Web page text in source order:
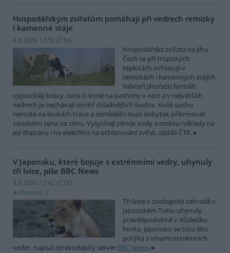
Hospodářským zvířatům pomáhají při vedrech remízky
i kamenné stáje
4.8.2026 12:52 (ČTK)
Hospodářská zvířata na jihu
Čech se při tropických
teplotách ochlazují v
remízkách i kamenných stájích.
Někteří jihočeští farmáři
vypouštějí krávy, ovce či koně na pastviny v noci a v největších
vedrech je nechávají uvnitř chladnějších budov. Kvůli suchu
neroste na loukách tráva a zemědělci musí dobytek přikrmovat
zásobami sena na zimu. Vysychají zdroje vody a rostou náklady na
její dopravu i na elektřinu na ochlazování zvířat, zjistila ČTK.
V Japonsku, které bojuje s extrémními vedry, uhynuly
tři lvice, píše BBC News
4.8.2026 12:42 (ČTK)
Diskuse: 2
Tři lvice v zoologické zahradě v
japonském Tokiu uhynuly
pravděpodobně v důsledku
horka. Japonsko se toto léto
potýká s vlnami extrémních
veder, napsal zpravodajský server BBC News.